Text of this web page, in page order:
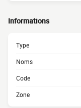
Informations
Type
Noms
Code
Zone